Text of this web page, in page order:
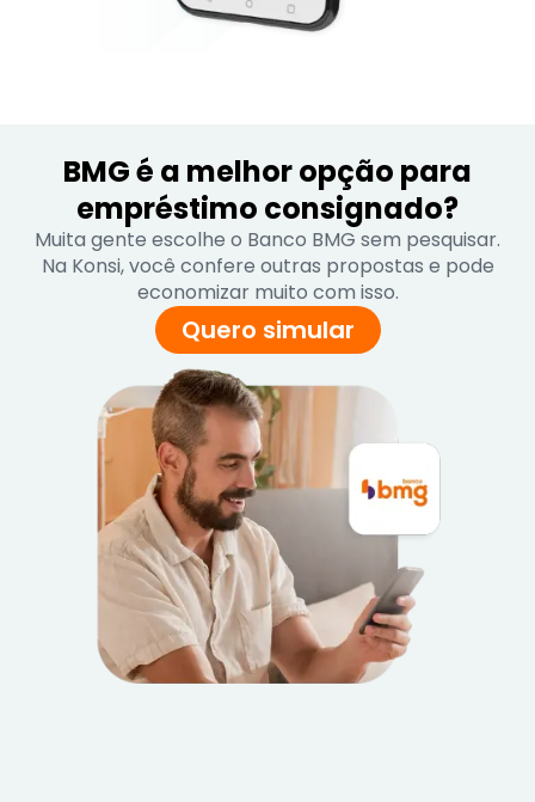
BMG é a melhor opção para
empréstimo consignado?
Muita gente escolhe o Banco BMG sem pesquisar.
Na Konsi, você confere outras propostas e pode
economizar muito com isso.
Quero simular